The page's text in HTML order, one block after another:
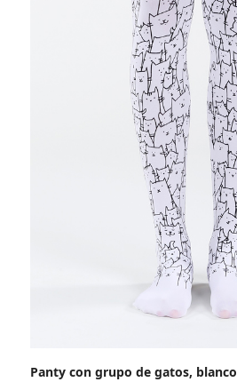
Panty con grupo de gatos, blanco